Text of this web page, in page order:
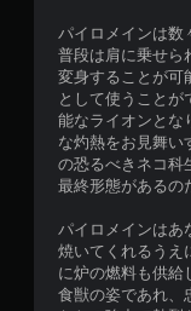
。
パイロメインは数
普段は肩に乗せら
変身することが可
として使うことが
能なライオンとな
な灼熱をお見舞い
の恐るべきネコ科
最終形態があるの
パイロメインはあ
焼いてくれるうえ
に炉の燃料も供給
食獣の姿であれ、